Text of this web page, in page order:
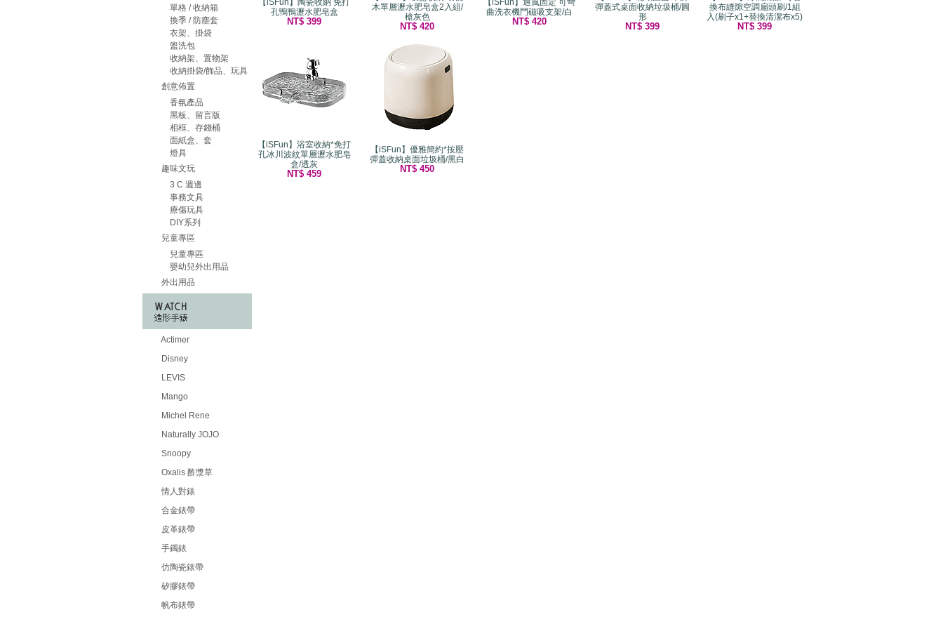
單格 / 收納箱
換季 / 防塵套
衣架、掛袋
盥洗包
收納架、置物架
收納掛袋/飾品、玩具
創意佈置
香氛產品
黑板、留言版
相框、存錢桶
面紙盒、套
燈具
趣味文玩
3 C 週邊
事務文具
療傷玩具
DIY系列
兒童專區
兒童專區
嬰幼兒外出用品
外出用品
Actimer
Disney
LEVIS
Mango
Michel Rene
Naturally JOJO
Snoopy
Oxalis 酢漿草
情人對錶
合金錶帶
皮革錶帶
手鐲錶
仿陶瓷錶帶
矽膠錶帶
帆布錶帶
【iSFun】陶瓷收納 免打
孔鴨鴨瀝水肥皂盒
NT$ 399
木單層瀝水肥皂盒2入組/
槍灰色
NT$ 420
【iSFun】通風固定 可彎
曲洗衣機門磁吸支架/白
NT$ 420
彈蓋式桌面收納垃圾桶/圓
形
NT$ 399
換布縫隙空調扁頭刷/1組
入(刷子x1+替換清潔布x5)
NT$ 399
【iSFun】浴室收納*免打
孔冰川波紋單層瀝水肥皂
盒/透灰
NT$ 459
【iSFun】優雅簡約*按壓
彈蓋收納桌面垃圾桶/黑白
NT$ 450